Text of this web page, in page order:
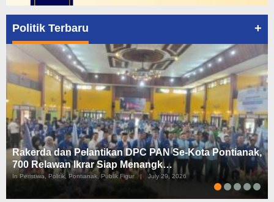
Politik Terbaru +
Rakerda dan Pelantikan DPC PAN Se-Kota Pontianak,
700 Relawan Ikrar Siap Menangk…
In Peristiwa, Politik, Pontianak, Publik Figur July 29, 2026